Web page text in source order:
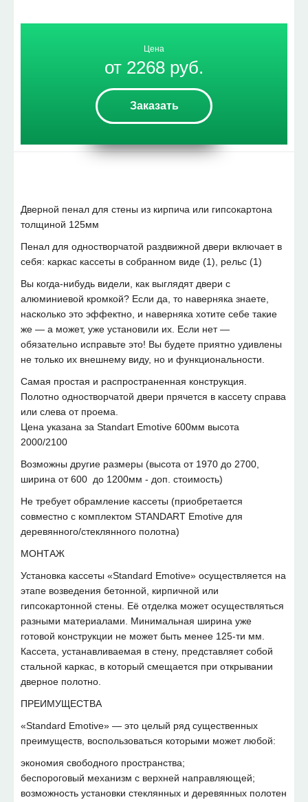
Цена
от 2268 руб.
Заказать
Дверной пенал для стены из кирпича или гипсокартона
толщиной 125мм
Пенал для одностворчатой раздвижной двери включает в
себя: каркас кассеты в собранном виде (1), рельс (1)
Вы когда-нибудь видели, как выглядят двери с
алюминиевой кромкой? Если да, то наверняка знаете,
насколько это эффектно, и наверняка хотите себе такие
же — а может, уже установили их. Если нет —
обязательно исправьте это! Вы будете приятно удивлены
не только их внешнему виду, но и функциональности.
Самая простая и распространенная конструкция.
Полотно одностворчатой двери прячется в кассету справа
или слева от проема.
Цена указана за Standart Emotive 600мм высота
2000/2100
Возможны другие размеры (высота от 1970 до 2700,
ширина от 600 до 1200мм - доп. стоимость)
Не требует обрамление кассеты (приобретается
совместно с комплектом STANDART Emotive для
деревянного/стеклянного полотна)
МОНТАЖ
Установка кассеты «Standard Emotive» осуществляется на
этапе возведения бетонной, кирпичной или
гипсокартонной стены. Её отделка может осуществляться
разными материалами. Минимальная ширина уже
готовой конструкции не может быть менее 125-ти мм.
Кассета, устанавливаемая в стену, представляет собой
стальной каркас, в который смещается при открывании
дверное полотно.
ПРЕИМУЩЕСТВА
«Standard Emotive» — это целый ряд существенных
преимуществ, воспользоваться которыми может любой:
экономия свободного пространства;
беспороговый механизм с верхней направляющей;
возможность установки стеклянных и деревянных полотен